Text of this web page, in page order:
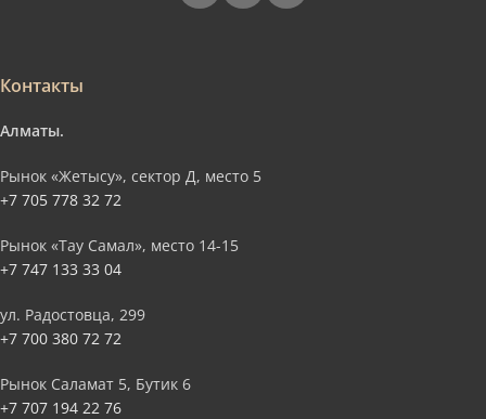
Контакты
Алматы.
Рынок «Жетысу», сектор Д, место 5
+7 705 778 32 72
Рынок «Тау Самал», место 14-15
+7 747 133 33 04
ул. Радостовца, 299
+7 700 380 72 72
Рынок Саламат 5, Бутик 6
+7 707 194 22 76